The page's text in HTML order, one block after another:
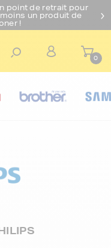
point de retrait pour
un produit de
!
0